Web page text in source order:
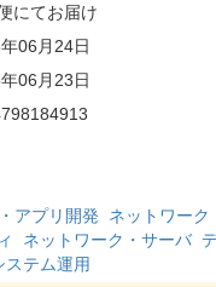
にてお届け
06月24日
06月23日
アプリ開発
ネットワーク
ネットワーク・サーバ
ステム運用